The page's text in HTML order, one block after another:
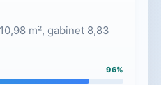
m², gabinet 8,83
96%